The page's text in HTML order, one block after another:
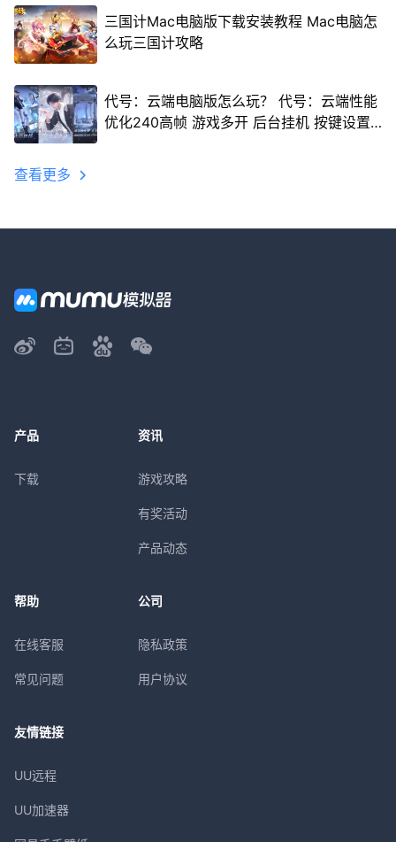
三国计Mac电脑版下载安装教程 Mac电脑怎
么玩三国计攻略
代号：云端电脑版怎么玩？ 代号：云端性能
优化240高帧 游戏多开 后台挂机 按键设置
查看更多
产品
下载
资讯
游戏攻略
有奖活动
产品动态
帮助
在线客服
常见问题
公司
隐私政策
用户协议
友情链接
UU远程
UU加速器